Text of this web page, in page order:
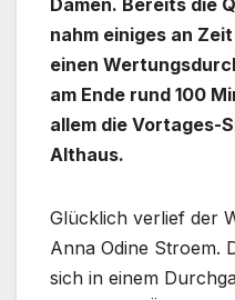
nahm einiges an
einen
am Ende rund 100
allem die Vortages-
Althaus.
Glücklich verlief der
Anna Odine Stroem.
sich in einem